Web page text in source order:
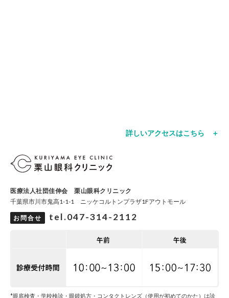
医療法人社団佳伸会 栗山眼科クリニック
千葉県市川市鬼高1-1-1 ニッケコルトンプラザ1Fアウトモール
お問合せ tel.047-314-2112
*眼底検査・学校検診・眼鏡処方・コンタクトレンズ（使用が初めてのかた）は診
詳しいアクセスはこちら ＋